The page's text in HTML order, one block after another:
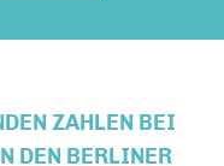
ZAHLEN BEI
DEN BERLINER